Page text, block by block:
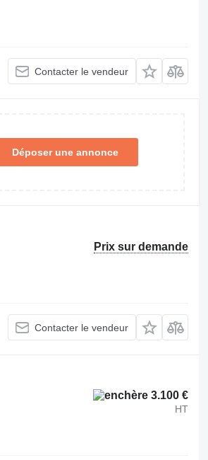
Contacter le vendeur
Déposer une annonce
Prix sur demande
Contacter le vendeur
3.100 €
HT